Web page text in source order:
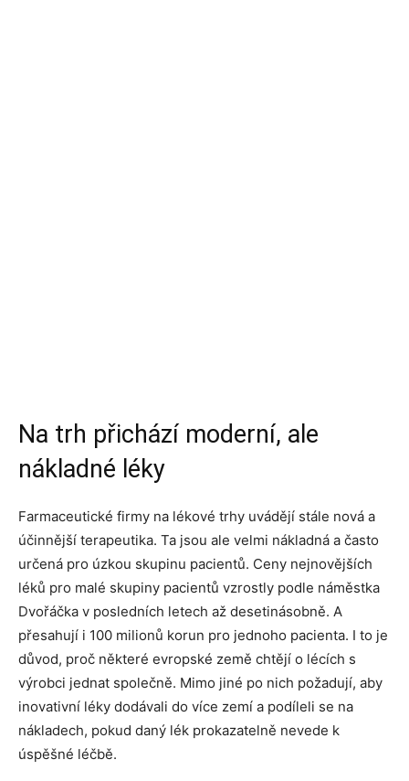
Na trh přichází moderní, ale
nákladné léky
Farmaceutické firmy na lékové trhy uvádějí stále nová a
účinnější terapeutika. Ta jsou ale velmi nákladná a často
určená pro úzkou skupinu pacientů. Ceny nejnovějších
léků pro malé skupiny pacientů vzrostly podle náměstka
Dvořáčka v posledních letech až desetinásobně. A
přesahují i 100 milionů korun pro jednoho pacienta. I to je
důvod, proč některé evropské země chtějí o lécích s
výrobci jednat společně. Mimo jiné po nich požadují, aby
inovativní léky dodávali do více zemí a podíleli se na
nákladech, pokud daný lék prokazatelně nevede k
úspěšné léčbě.